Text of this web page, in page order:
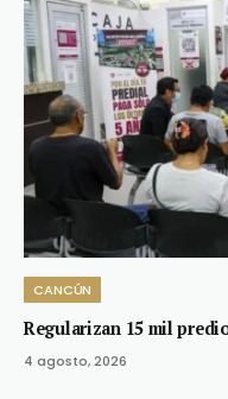
CANCÚN
Regularizan 15 mil
4 agosto, 2026